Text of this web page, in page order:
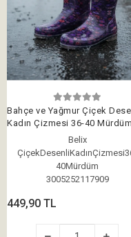
Bahçe ve Yağmur Çiçek
Kadın Çizmesi 36-40 Mürdüm
Belix
40Mürdüm
3005252117909
449,90 TL